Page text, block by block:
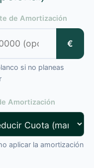
de Amortización
€
si no planeas
Amortización
aplicar la amortización